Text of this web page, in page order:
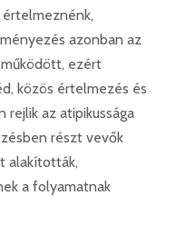
azonban az
ezért
közös értelmezés és
rejlik az atipikussága
részt vevők
alakították,
a folyamatnak